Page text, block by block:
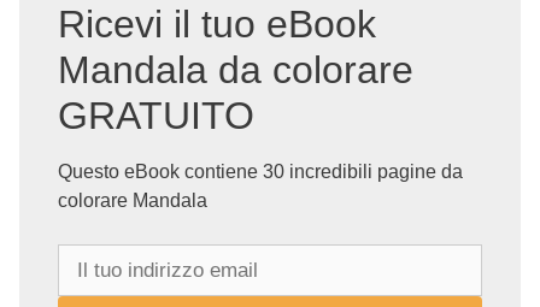
Ricevi il tuo eBook
Mandala da colorare
GRATUITO
Questo eBook contiene 30 incredibili pagine da
colorare Mandala